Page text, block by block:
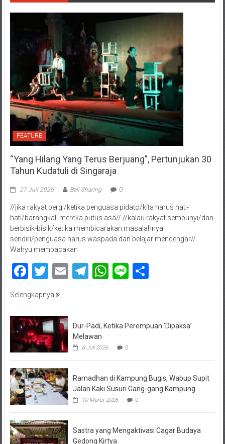
FEATURE
“Yang Hilang Yang Terus Berjuang”, Pertunjukan 30
Tahun Kudatuli di Singaraja
27 Juli 2026 Bali Sharing 0
//jika rakyat pergi/ketika penguasa pidato/kita harus hati-
hati/barangkali mereka putus asa// //kalau rakyat sembunyi/dan
berbisik-bisik/ketika membicarakan masalahnya
sendiri/penguasa harus waspada dan belajar mendengar//
Wahyu membacakan
Facebook
Twitter
EmailTelegram
WhatsApp
LineShare
Selengkapnya
Dur-Padi, Ketika Perempuan ‘Dipaksa’
Melawan
8 Juli 2026 0
Ramadhan di Kampung Bugis, Wabup Supit
Jalan Kaki Susuri Gang-gang Kampung
10 Maret 2026 0
Sastra yang Mengaktivasi Cagar Budaya
Gedong Kirtya